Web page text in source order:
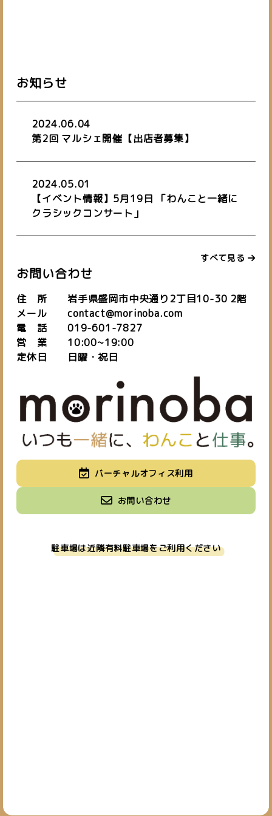
私たちについて
about us
space
バーチャルオフィス
virtual office
お知らせ
blog
お知らせ
2024.06.04
第2回 マルシェ開催【出店者募集】
2024.05.01
【イベント情報】5月19日 「わんこと一緒に
クラシックコンサート」
すべて見る
お問い合わせ
住 所 岩手県盛岡市中央通り2丁目10-30 2階
メール contact@morinoba.com
電 話 019-601-7827
営 業 10:00~19:00
定休日 日曜・祝日
バーチャルオフィス利用
お問い合わせ
駐車場は近隣有料駐車場をご利用ください